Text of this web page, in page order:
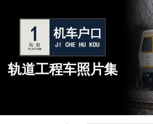
轨道工程车照片集